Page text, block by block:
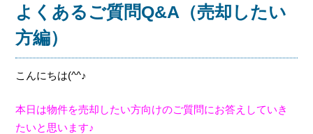
よくあるご質問Q&A（売却したい
方編）
こんにちは(^^♪
本日は物件を売却したい方向けのご質問にお答えしていき
たいと思います♪